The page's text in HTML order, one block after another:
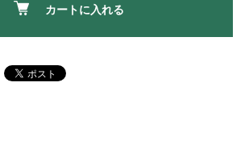
カートに入れる